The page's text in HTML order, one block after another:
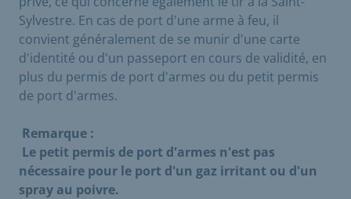
Sylvestre. En cas de port d'une arme à feu, il
convient généralement de se munir d'une carte
d'identité ou d'un passeport en cours de validité, en
plus du permis de port d'armes ou du petit permis
de port d'armes.
Remarque :
Le petit permis de port d'armes n'est pas
nécessaire pour le port d'un gaz irritant ou d'un
spray au poivre.